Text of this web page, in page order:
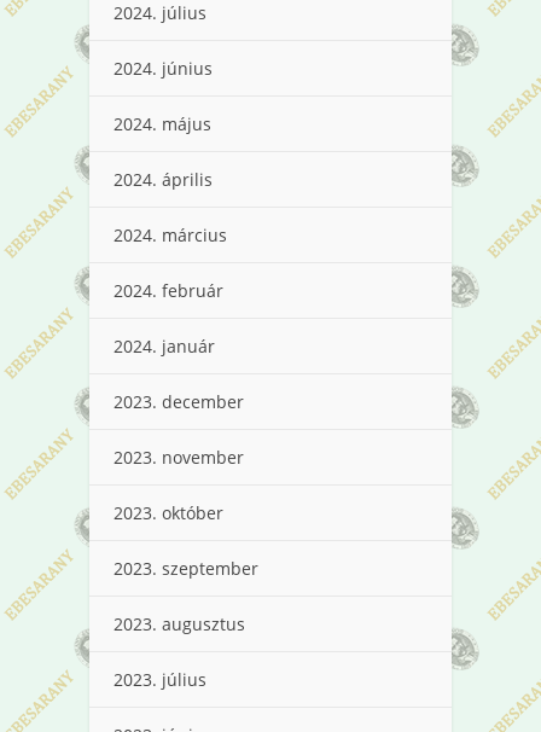
2024. július
2024. június
2024. május
2024. április
2024. március
2024. február
2024. január
2023. december
2023. november
2023. október
2023. szeptember
2023. augusztus
2023. július